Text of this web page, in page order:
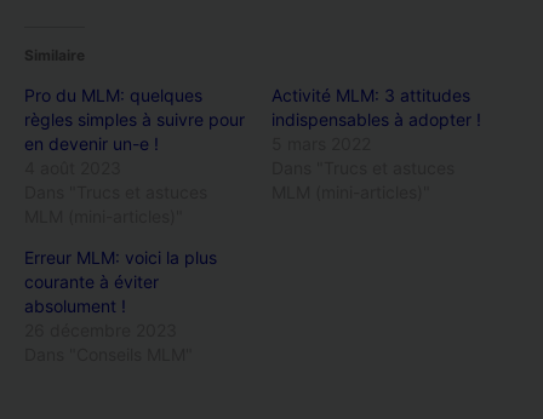
Similaire
Pro du MLM: quelques
règles simples à suivre pour
en devenir un-e !
Activité MLM: 3 attitudes
indispensables à adopter !
Erreur MLM: voici la plus
courante à éviter
absolument !